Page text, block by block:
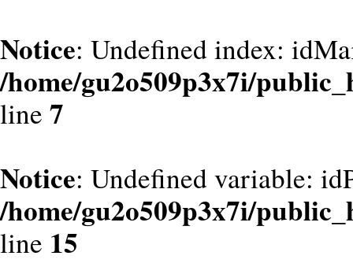
Notice: Undefined index:
/home/gu2o509p3x7i/
line 7
Notice: Undefined variable:
/home/gu2o509p3x7i/
line 15